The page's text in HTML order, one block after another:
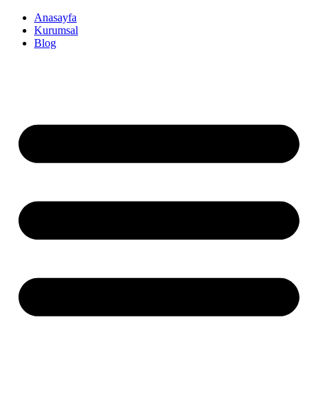
İçeriğe Anasayfa
Kurumsal
Blog